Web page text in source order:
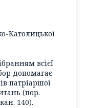
Католицької
всієї
допомагає
патріаршої
(пор.
140).